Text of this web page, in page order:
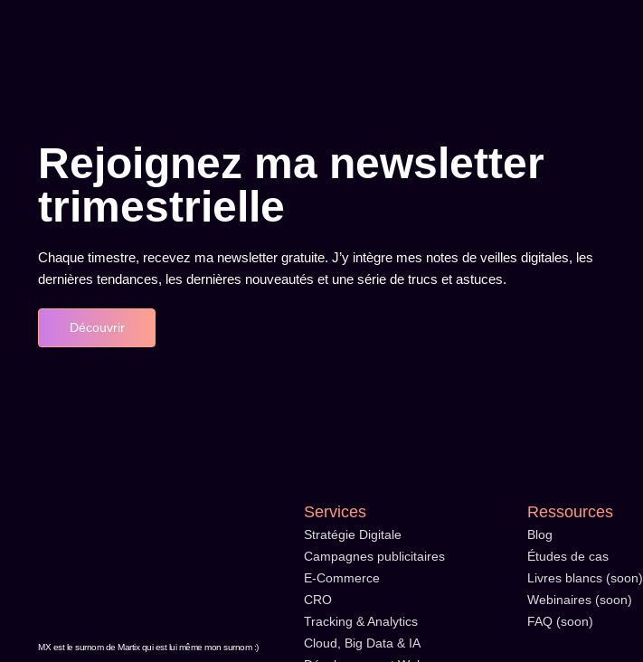
Rejoignez ma newsletter
trimestrielle
Chaque timestre, recevez ma newsletter gratuite. J’y intègre mes notes de veilles digitales, les
dernières tendances, les dernières nouveautés et une série de trucs et astuces.
Découvrir
MX est le surnom de Martix qui est lui même mon surnom :)
Services
Stratégie Digitale
Campagnes publicitaires
E-Commerce
CRO
Tracking & Analytics
Cloud, Big Data & IA
Ressources
Blog
Études de cas
Livres blancs (soon)
Webinaires (soon)
FAQ (soon)